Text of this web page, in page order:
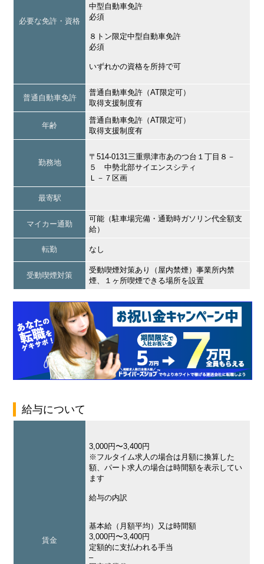
必要な免許・資格
中型自動車免許
必須
８トン限定中型自動車免許
必須
いずれかの資格を所持で可
普通自動車免許
普通自動車免許（AT限定可）
取得支援制度有
年齢
普通自動車免許（AT限定可）
取得支援制度有
勤務地
〒514-0131三重県津市あのつ台１丁目８－
５ 中勢北部サイエンスシティ
Ｌ－７区画
最寄駅
マイカー通勤
可能（駐車場完備・通勤時ガソリン代全額支
給）
転勤 なし
受動喫煙対策
受動喫煙対策あり（屋内禁煙）事業所内禁
煙、１ヶ所喫煙できる場所を設置
給与について
賃金
3,000円〜3,400円
※フルタイム求人の場合は月額に換算した
額、パート求人の場合は時間額を表示してい
ます
給与の内訳
基本給（月額平均）又は時間額
3,000円〜3,400円
定額的に支払われる手当
–